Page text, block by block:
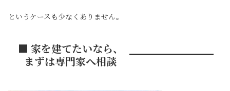
というケースも少なくありません。
■ 家を建てたいなら、
まずは専門家へ相談